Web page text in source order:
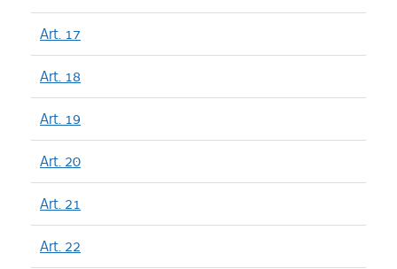
Art. 17
Art. 18
Art. 19
Art. 20
Art. 21
Art. 22